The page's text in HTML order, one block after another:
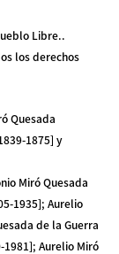
Libre..
los derechos
Quesada
1875] y
Miró Quesada
1935]; Aurelio
de la Guerra
1981]; Aurelio Miró